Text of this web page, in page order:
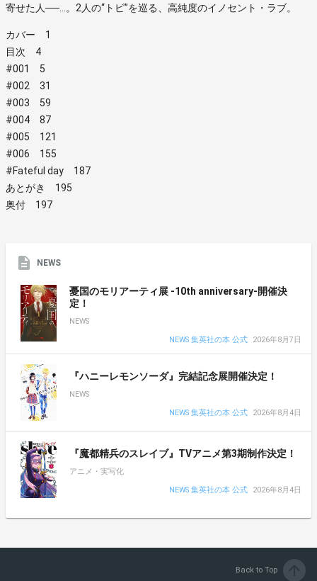
寄せた人──…。2人の“トビ”を巡る、高純度のイノセント・ラブ。
カバー 1
目次 4
#001 5
#002 31
#003 59
#004 87
#005 121
#006 155
#Fateful day 187
あとがき 195
奥付 197
NEWS
憂国のモリアーティ展 -10th anniversary-開催決
定！
NEWS
NEWS 集英社の本 公式
2026年8月7日
『ハニーレモンソーダ』完結記念展開催決定！
NEWS
NEWS 集英社の本 公式
2026年8月4日
『魔都精兵のスレイブ』TVアニメ第3期制作決定！
アニメ・実写化
NEWS 集英社の本 公式
2026年8月4日
Back to Top